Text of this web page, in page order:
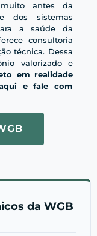
antes da
dos sistemas
a saúde da
consultoria
técnica. Dessa
valorizado e
em realidade
e fale com
da WGB